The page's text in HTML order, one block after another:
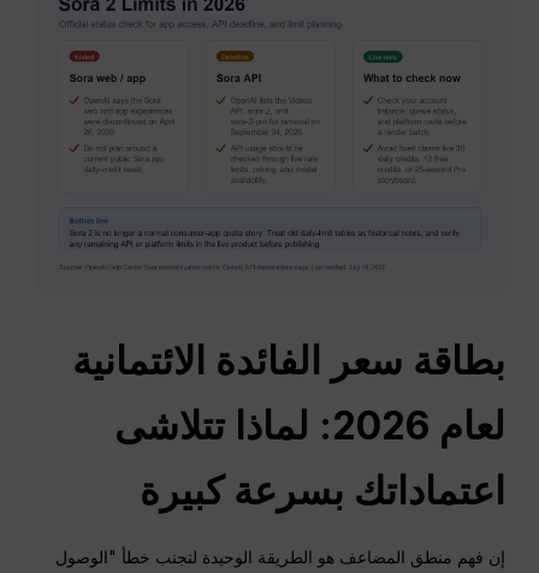
بطاقة سعر الفائدة الائتمانية
لعام 2026: لماذا تتلاشى
اعتماداتك بسرعة كبيرة
إن فهم منطق المضاعف هو الطريقة الوحيدة لتجنب خطأ "الوصول